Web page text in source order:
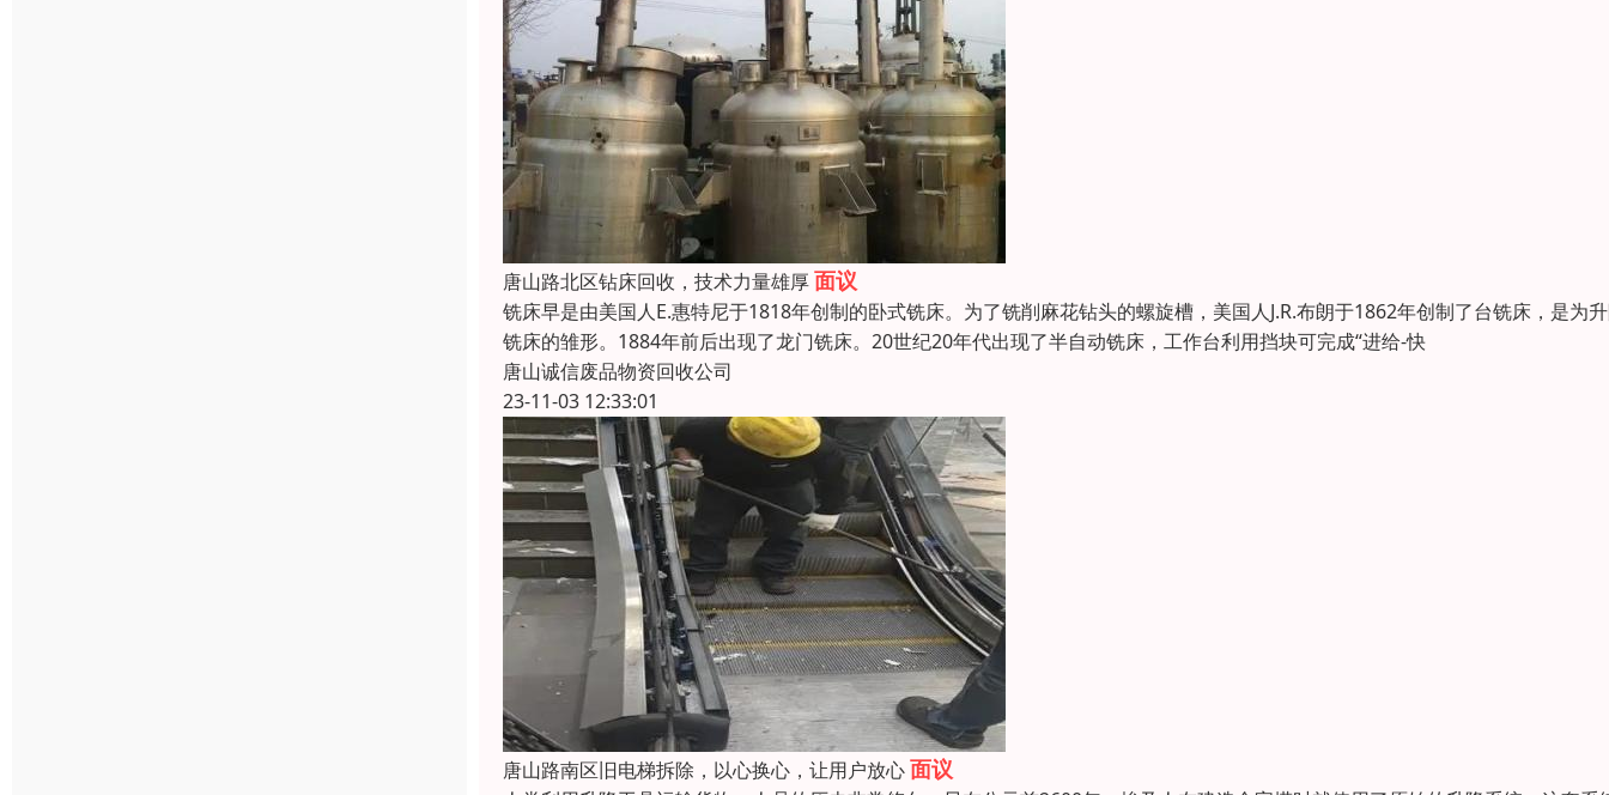
唐山路北区钻床回收，技术力量雄厚面议
铣床早是由美国人E.惠特尼于1818年创制的卧式铣床。为了铣削麻花钻头的螺旋槽，美国人J.R.布朗于1862年创制了台铣床，是为
铣床的雏形。1884年前后出现了龙门铣床。20世纪20年代出现了半自动铣床，工作台利用挡块可完成“进给-快
唐山诚信废品物资回收公司
23-11-03 12:33:01
唐山路南区旧电梯拆除，以心换心，让用户放心面议